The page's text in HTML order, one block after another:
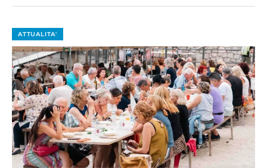
ATTUALITA'